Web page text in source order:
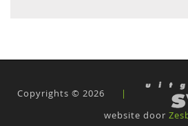
Copyrights © 2026 |
website door